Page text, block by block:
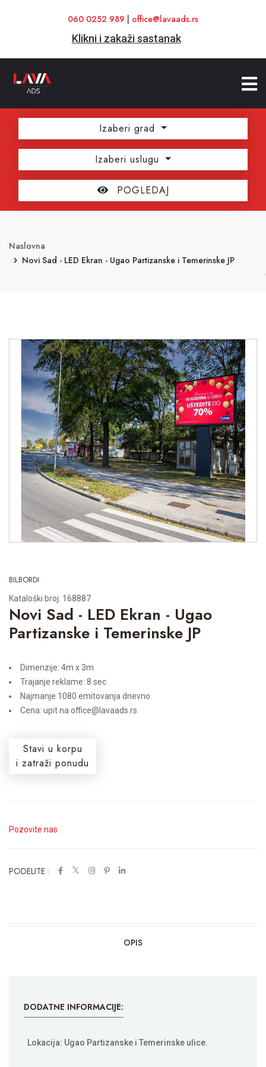
060 0252 989 office@lavaads.rs
Klikni i zakaži sastanak
Izaberi grad
Izaberi uslugu
POGLEDAJ
Naslovna
Novi Sad - LED Ekran - Ugao Partizanske i Temerinske JP
BILBORDI
Kataloški broj: 168887
Novi Sad - LED Ekran - Ugao
Partizanske i Temerinske JP
Dimenzije: 4m x 3m
Trajanje reklame: 8 sec
Najmanje 1080 emitovanja dnevno
Cena: upit na office@lavaads.rs
Stavi u korpu
i zatraži ponudu
Pozovite nas
PODELITE :
OPIS
DODATNE INFORMACIJE:
Lokacija: Ugao Partizanske i Temerinske ulice.